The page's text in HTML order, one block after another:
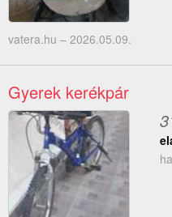
vatera.hu – 2026.05.09.
Gyerek kerékpár